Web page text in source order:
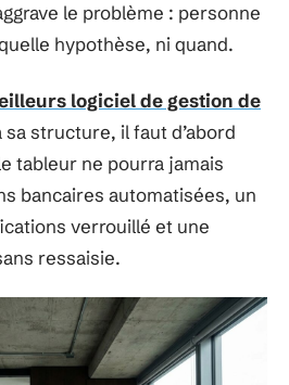
le problème : personne
hypothèse, ni quand.
logiciel de gestion de
sa structure, il faut d’abord
tableur ne pourra jamais
bancaires automatisées, un
verrouillé et une
ressaisie.